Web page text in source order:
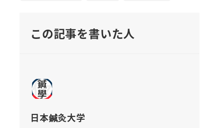
この記事を書いた人
日本鍼灸大学